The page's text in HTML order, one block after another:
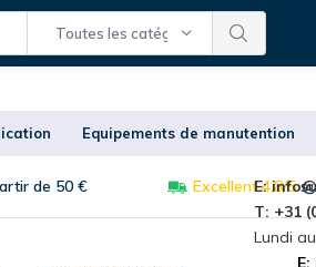
Toutes les catégories
Equipements de manutention
de 50 € Excellent 4,8/5
E:
T: +31
Lundi
E: